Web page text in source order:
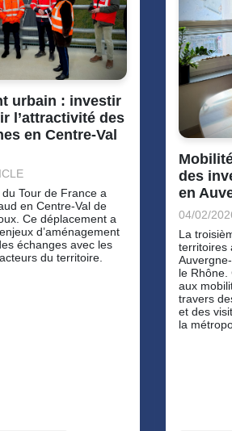
urbain : investir
l’attractivité des
en Centre-Val
Tour de France a
en Centre-Val de
Ce déplacement a
d’aménagement
échanges avec les
du territoire.
des
en
04/02/
La
territoires
le Rhône.
aux
travers
et des
la